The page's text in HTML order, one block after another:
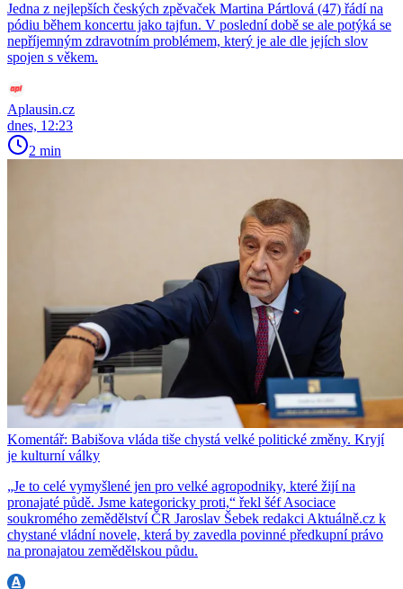
Jedna z nejlepších českých zpěvaček Martina Pártlová (47) řádí na
pódiu během koncertu jako tajfun. V poslední době se ale potýká se
nepříjemným zdravotním problémem, který je ale dle jejích slov
spojen s věkem.
Aplausin.cz
dnes, 12:23
2 min
Komentář: Babišova vláda tiše chystá velké politické změny. Kryjí
je kulturní války
„Je to celé vymyšlené jen pro velké agropodniky, které žijí na
pronajaté půdě. Jsme kategoricky proti,“ řekl šéf Asociace
soukromého zemědělství ČR Jaroslav Šebek redakci Aktuálně.cz k
chystané vládní novele, která by zavedla povinné předkupní právo
na pronajatou zemědělskou půdu.